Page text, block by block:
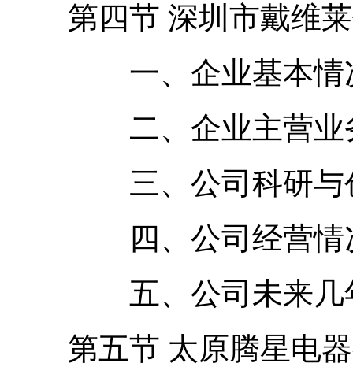
第四节 深圳市戴维莱
一、企业基本情
二、企业主营业务
三、公司科研与创
四、公司经营情
五、公司未来几年
第五节 太原腾星电器